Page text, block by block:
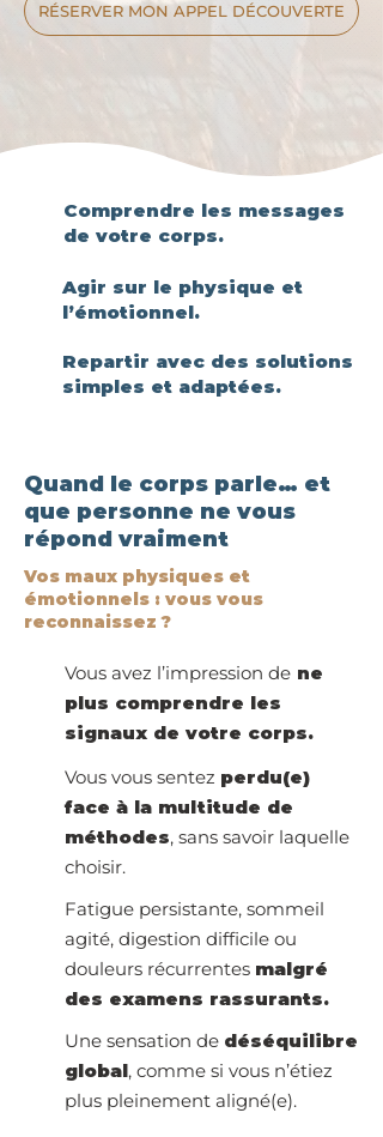
RÉSERVER MON APPEL DÉCOUVERTE
Comprendre les messages
de votre corps.
Agir sur le physique et
l’émotionnel.
Repartir avec des solutions
simples et adaptées.
Quand le corps parle… et
que personne ne vous
répond vraiment
Vos maux physiques et
émotionnels : vous vous
reconnaissez ?
Vous avez l’impression de ne
plus comprendre les
signaux de votre corps.
Vous vous sentez perdu(e)
face à la multitude de
méthodes, sans savoir laquelle
choisir.
Fatigue persistante, sommeil
agité, digestion difficile ou
douleurs récurrentes malgré
des examens rassurants.
Une sensation de déséquilibre
global, comme si vous n’étiez
plus pleinement aligné(e).